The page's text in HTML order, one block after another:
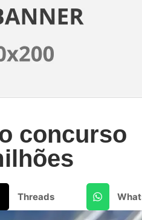
concurso
Threads